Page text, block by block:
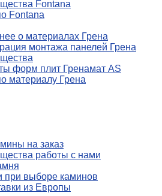
Fontana
Fontana
о материалах Грена
монтажа панелей Грена
форм плит Гренамат AS
материалу Грена
на заказ
работы с нами
при выборе каминов
из Европы